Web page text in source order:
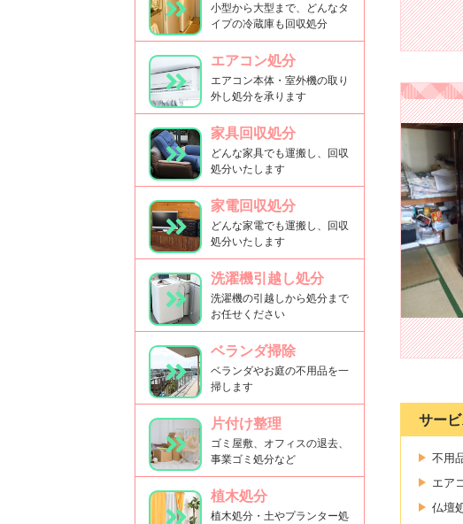
サー
不用
エア
仏壇
小型から大型まで、どんなタ
イプの冷蔵庫も回収処分
エアコン処分
エアコン本体・室外機の取り
外し処分を承ります
家具回収処分
どんな家具でも運搬し、回収
処分いたします
家電回収処分
どんな家電でも運搬し、回収
処分いたします
洗濯機引越し処分
洗濯機の引越しから処分まで
お任せください
ベランダ掃除
ベランダやお庭の不用品を一
掃します
片付け整理
ゴミ屋敷、オフィスの退去、
事業ゴミ処分など
植木処分
植木処分・土やプランター処